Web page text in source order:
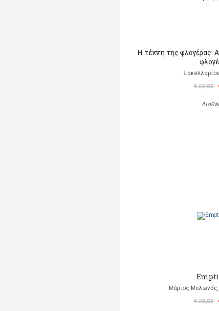
Η τέχνη της φλογέρας:
€ 22,00
Μάριος
€ 20,00